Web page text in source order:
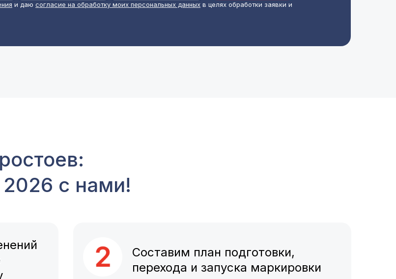
и даю согласие на обработку моих персональных данных в целях обработки заявки и
с нами!
Составим план подготовки,
перехода и запуска маркировки